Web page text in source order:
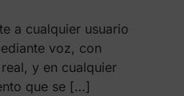
a cualquier usuario
voz, con
y en cualquier
que se […]